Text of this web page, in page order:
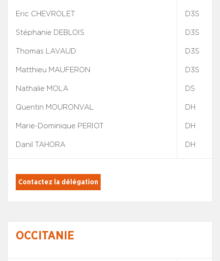
Eric CHEVROLET
Stéphanie DEBLOIS
Thomas LAVAUD
Matthieu MAUFERON
Nathalie MOLA
Quentin MOURONVAL
Marie-Dominique PERIOT
Danil TAHORA
D3S
D3S
D3S
D3S
DS
DH
DH
DH
Contactez la délégation
OCCITANIE